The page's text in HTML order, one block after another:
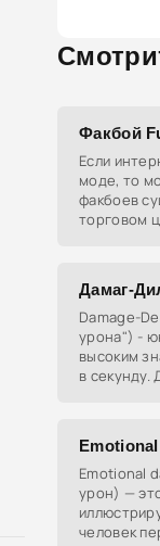
Факбой
Если
моде, то
факбоев
торговом
Дамаг-
Damage-
урона") -
высоким
в секунду.
Emotional
урон) —
человек